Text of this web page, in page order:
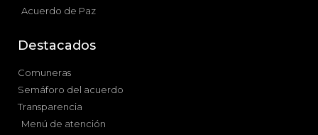
Acuerdo de Paz
Destacados
Comuneras
Semáforo del acuerdo
Transparencia
Menú de atención